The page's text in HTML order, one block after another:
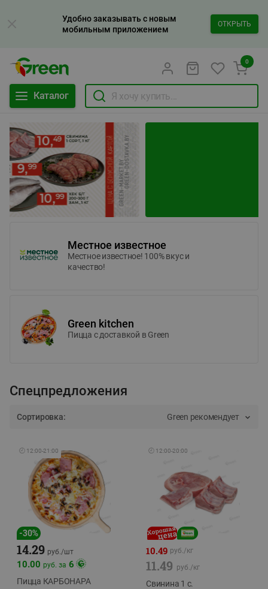
Удобно заказывать с новым
мобильным приложением
ОТКРЫТЬ
Каталог
0
Местное известное
Местное известное! 100% вкус и
качество!
Green kitchen
Пицца c доставкой в Green
Спецпредложения
Сортировка: Green рекомендует
🕘 12:00-21:00
-30%
14.29 руб./шт
10.00 руб. за 6
Пицца КАРБОНАРА
🕘 12:00-20:00
10.49 руб./кг
11.49 руб./кг
Свинина 1 с.